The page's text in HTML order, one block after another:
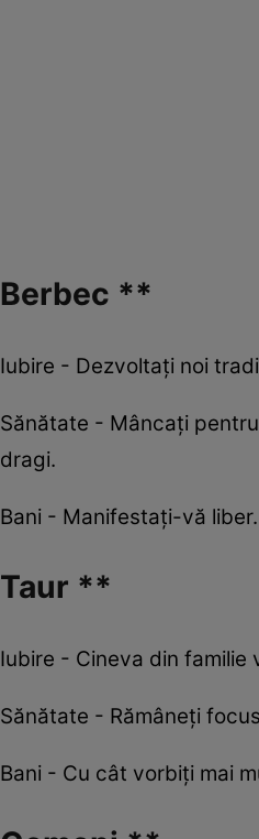
Berbec **
Iubire - Dezvoltați noi
Sănătate - Mâncați
dragi.
Bani - Manifestați-vă
Taur **
Iubire - Cineva din
Sănătate - Rămâneţi
Bani - Cu cât vorbiţi mai